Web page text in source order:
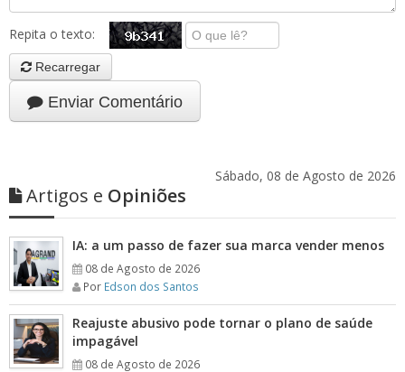
Repita o texto:
Recarregar
Enviar Comentário
Sábado, 08 de Agosto de 2026
Artigos e Opiniões
IA: a um passo de fazer sua marca vender menos
08 de Agosto de 2026
Por Edson dos Santos
Reajuste abusivo pode tornar o plano de saúde
impagável
08 de Agosto de 2026